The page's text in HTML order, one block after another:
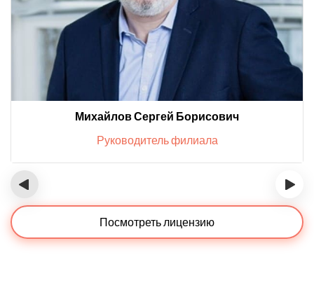
Михайлов Сергей Борисович
Руководитель филиала
‹ ›
Посмотреть лицензию